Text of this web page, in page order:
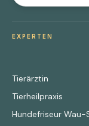
EXPERTEN
Tierärztin
Tierheilpraxis
Hundefriseur Wau-